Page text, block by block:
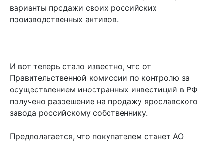
варианты продажи своих российских
производственных активов.
И вот теперь стало известно, что от
Правительственной комиссии по контролю за
осуществлением иностранных инвестиций в РФ
получено разрешение на продажу ярославского
завода российскому собственнику.
Предполагается, что покупателем станет АО